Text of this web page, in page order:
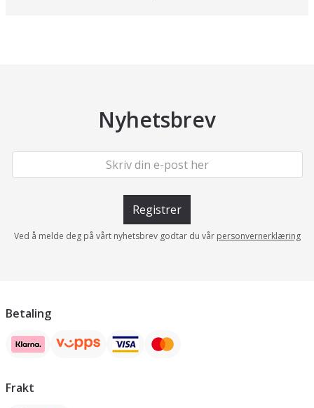
Nyhetsbrev
Registrer
Ved å melde deg på vårt nyhetsbrev godtar du vår personvernerklæring
Betaling
Frakt